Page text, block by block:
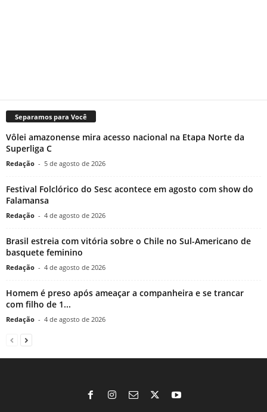
Separamos para Você
Vôlei amazonense mira acesso nacional na Etapa Norte da
Superliga C
Redação - 5 de agosto de 2026
Festival Folclórico do Sesc acontece em agosto com show do
Falamansa
Redação - 4 de agosto de 2026
Brasil estreia com vitória sobre o Chile no Sul-Americano de
basquete feminino
Redação - 4 de agosto de 2026
Homem é preso após ameaçar a companheira e se trancar
com filho de 1...
Redação - 4 de agosto de 2026